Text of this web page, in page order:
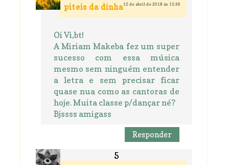
piteis da dinha12 de abril de 2018 às 13:56
Oi Vi,bt!
A Miriam Makeba fez um super
sucesso com essa música
mesmo sem ninguém entender
a letra e sem precisar ficar
quase nua como as cantoras de
hoje. Muita classe p/dançar né?
Bjssss amigass
Responder